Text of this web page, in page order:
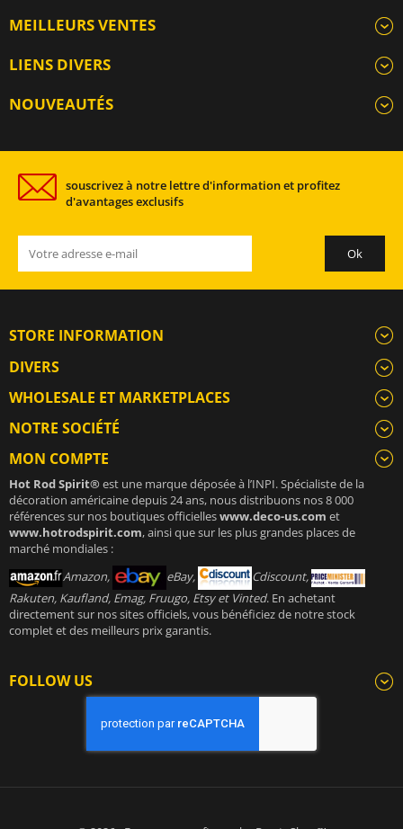
MEILLEURS VENTES
LIENS DIVERS
NOUVEAUTÉS
souscrivez à notre lettre d'information et profitez
d'avantages exclusifs
STORE INFORMATION
DIVERS
WHOLESALE ET MARKETPLACES
NOTRE SOCIÉTÉ
MON COMPTE
Hot Rod Spirit®est une marque déposée à l’INPI. Spécialiste de la
décoration américaine depuis 24 ans, nous distribuons nos 8 000
références sur nos boutiques officielleswww.deco-us.com et
www.hotrodspirit.com, ainsi que sur les plus grandes places de
marché mondiales :
Amazon,
eBay,
Cdiscount,
Rakuten, Kaufland, Emag, Fruugo, Etsy et Vinted. En achetant
directement sur nos sites officiels, vous bénéficiez de notre stock
complet et des meilleurs prix garantis.
FOLLOW US